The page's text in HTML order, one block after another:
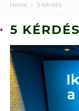
Home 5 kérdés
5 KÉRDÉS